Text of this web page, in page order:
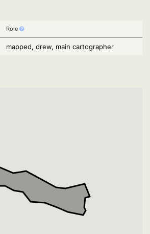
Role
mapped, drew, main cartographer